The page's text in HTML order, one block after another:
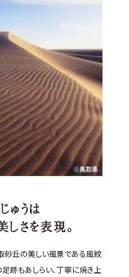
ゅうは
さを表現。
砂丘の美しい風景である風紋
足跡もあしらい、丁寧に焼き上